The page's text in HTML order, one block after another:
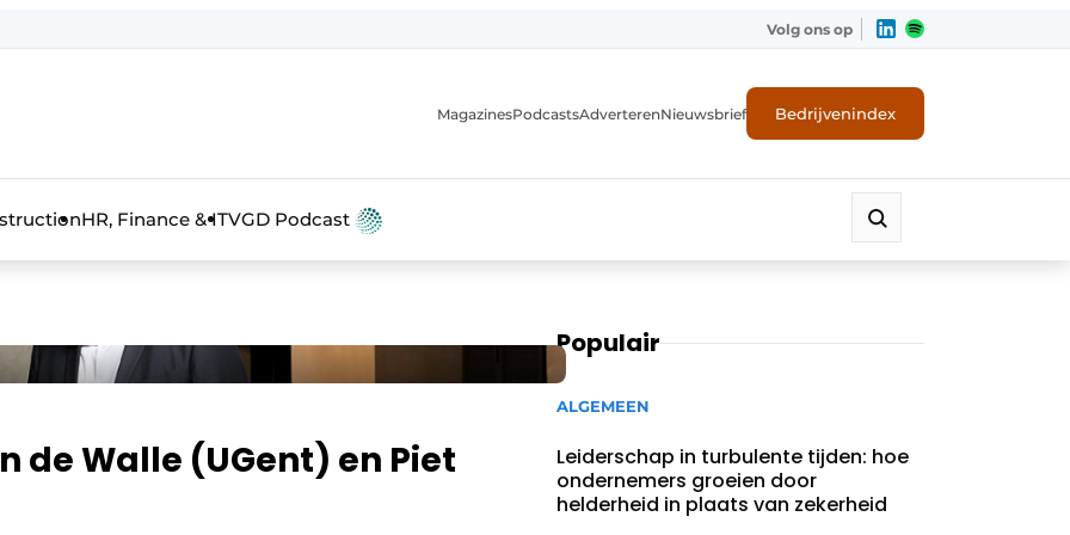
Volg ons op
MagazinesPodcastsAdverterenNieuwsbrief Bedrijvenindex
HR, Finance & ITVGD Podcast
de Walle (UGent) en Piet
Populair
ALGEMEEN
Leiderschap in turbulente tijden: hoe
ondernemers groeien door
helderheid in plaats van zekerheid